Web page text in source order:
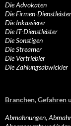
Die Advokaten
Die Firmen-Dienstleister
Die Inkassierer
Die IT-Dienstleister
Die Sonstigen
Die Streamer
Die Vertriebler
Die Zahlungsabwickler
Branchen, Gefahren
Abmahnungen,